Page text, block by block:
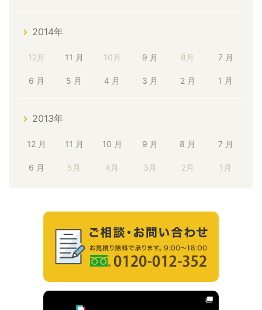
2014年
12月 11 月 10月 9 月 8月 7 月
6 月 5 月 4 月 3 月 2 月 1 月
2013年
12 月 11 月 10 月 9 月 8 月 7 月
6 月 5月 4月 3月 2月 1月